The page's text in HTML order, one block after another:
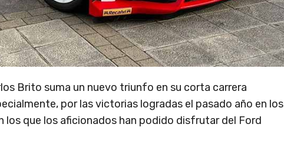
Brito suma un nuevo triunfo en su corta carrera
por las victorias logradas el pasado año en los
los que los aficionados han podido disfrutar del Ford